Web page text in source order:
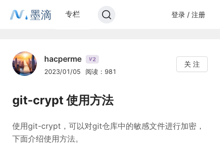
墨滴 专栏 登录 / 注册
hacperme V2
2023/01/05 阅读：981
关 注
git-crypt 使用方法
使用git-crypt，可以对git仓库中的敏感文件进行加密，
下面介绍使用方法。